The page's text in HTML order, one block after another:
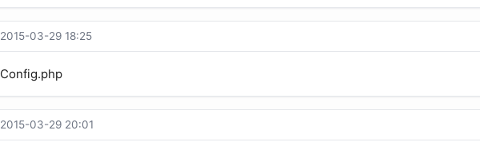
2015-03-29 18:25
Config.php
2015-03-29 20:01